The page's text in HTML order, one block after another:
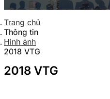
Trang chủ
Thông tin
Hình ảnh
2018 VTG
2018 VTG